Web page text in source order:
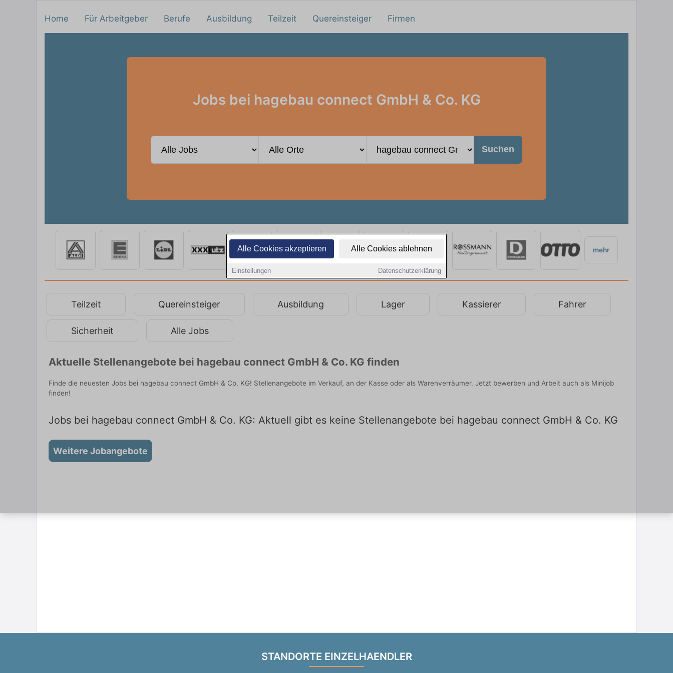
Alle Cookies akzeptieren Alle Cookies ablehnen
Einstellungen Datenschutzerklärung
Home Für Arbeitgeber Berufe Ausbildung Teilzeit Quereinsteiger Firmen
Jobs bei hagebau connect GmbH & Co. KG
Suchen
mehr
Teilzeit Quereinsteiger Ausbildung Lager Kassierer Fahrer
Sicherheit Alle Jobs
Aktuelle Stellenangebote bei hagebau connect GmbH & Co. KG finden
Finde die neuesten Jobs bei hagebau connect GmbH & Co. KG! Stellenangebote im Verkauf, an der Kasse oder als Warenverräumer. Jetzt bewerben und Arbeit auch als Minijob
finden!
Jobs bei hagebau connect GmbH & Co. KG: Aktuell gibt es keine Stellenangebote bei hagebau connect GmbH & Co. KG
Weitere Jobangebote
STANDORTE EINZELHAENDLER